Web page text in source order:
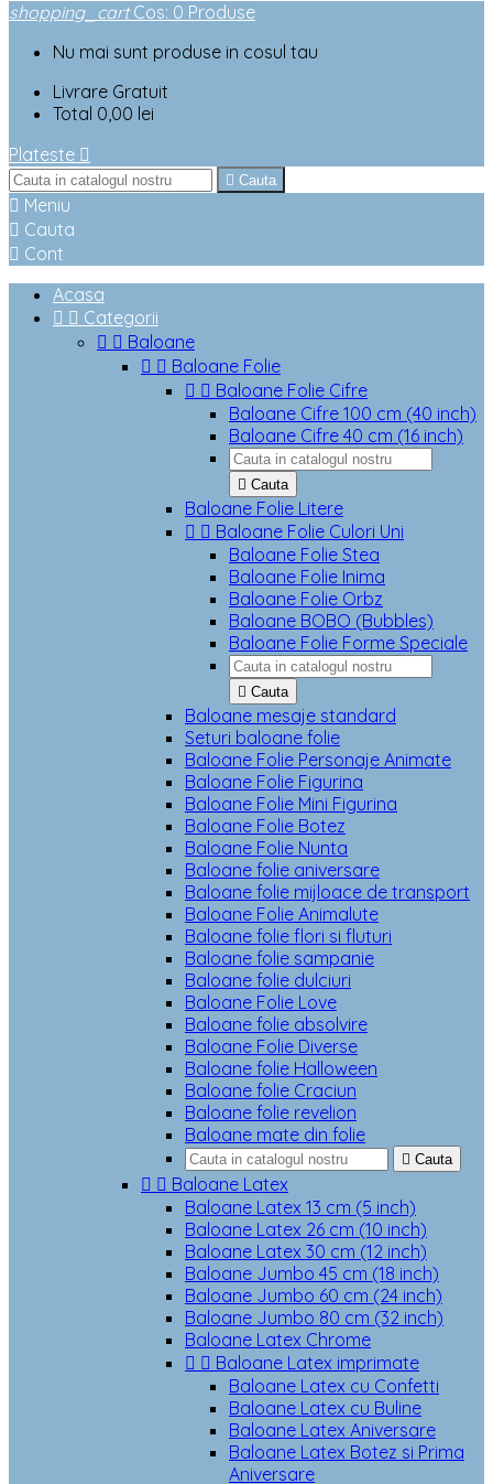
shopping_cart Cos: 0 Produse
Nu mai sunt produse in cosul tau
Livrare Gratuit
Total 0,00 lei
Plateste 
 Cauta
 Meniu
 Cauta
 Cont
Acasa
  Categorii
  Baloane
  Baloane Folie
  Baloane Folie Cifre
Baloane Cifre 100 cm (40 inch)
Baloane Cifre 40 cm (16 inch)
 Cauta
Baloane Folie Litere
  Baloane Folie Culori Uni
Baloane Folie Stea
Baloane Folie Inima
Baloane Folie Orbz
Baloane BOBO (Bubbles)
Baloane Folie Forme Speciale
 Cauta
Baloane mesaje standard
Seturi baloane folie
Baloane Folie Personaje Animate
Baloane Folie Figurina
Baloane Folie Mini Figurina
Baloane Folie Botez
Baloane Folie Nunta
Baloane folie aniversare
Baloane folie mijloace de transport
Baloane Folie Animalute
Baloane folie flori si fluturi
Baloane folie sampanie
Baloane folie dulciuri
Baloane Folie Love
Baloane folie absolvire
Baloane Folie Diverse
Baloane folie Halloween
Baloane folie Craciun
Baloane folie revelion
Baloane mate din folie
 Cauta
  Baloane Latex
Baloane Latex 13 cm (5 inch)
Baloane Latex 26 cm (10 inch)
Baloane Latex 30 cm (12 inch)
Baloane Jumbo 45 cm (18 inch)
Baloane Jumbo 60 cm (24 inch)
Baloane Jumbo 80 cm (32 inch)
Baloane Latex Chrome
  Baloane Latex imprimate
Baloane Latex cu Confetti
Baloane Latex cu Buline
Baloane Latex Aniversare
Baloane Latex Botez si Prima
Aniversare